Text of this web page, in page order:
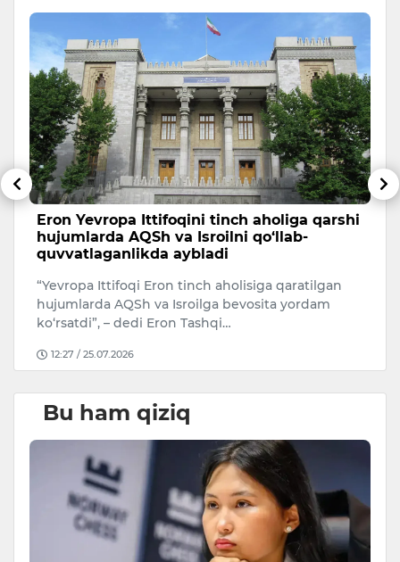
Eron Yevropa Ittifoqini tinch aholiga qarshi
hujumlarda AQSh va Isroilni qo‘llab-
quvvatlaganlikda aybladi
“Yevropa Ittifoqi Eron tinch aholisiga qaratilgan
hujumlarda AQSh va Isroilga bevosita yordam
ko‘rsatdi”, – dedi Eron Tashqi…
12:27 / 25.07.2026
Bu ham qiziq